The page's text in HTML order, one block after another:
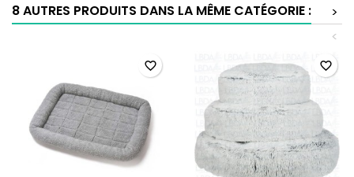
8 AUTRES PRODUITS DANS LA MÊME CATÉGORIE :
>
<
favorite_border favorite_border